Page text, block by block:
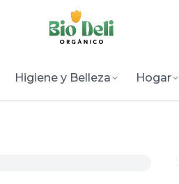
Higiene y Belleza Hogar